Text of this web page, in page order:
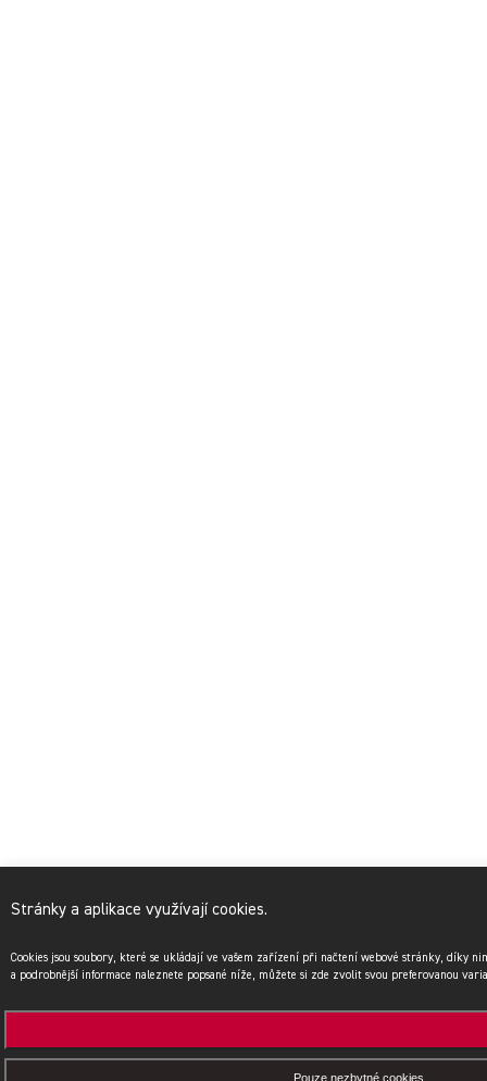
Stránky a aplikace využívají cookies.
Cookies jsou soubory, které se ukládají ve vašem zařízení při načtení webové stránky, díky
a podrobnější informace naleznete popsané níže, můžete si zde zvolit svou preferovanou
Pouze nezbytné cookies